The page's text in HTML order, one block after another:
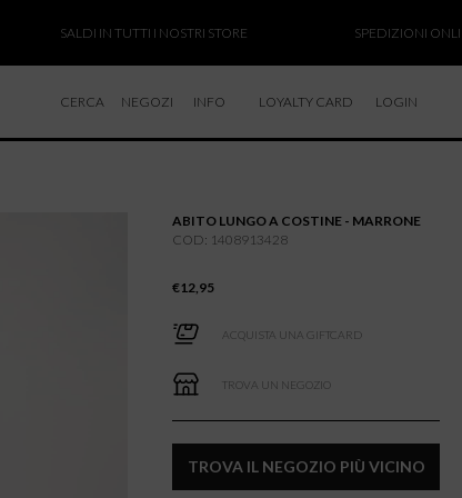
SALDI IN TUTTI I NOSTRI STORE SPEDIZIONI ONLINE
CERCA NEGOZI INFO
RESI E RIMBORSI
LOYALTY CARD LOGIN
ABITO LUNGO A COSTINE - MARRONE
COD: 1408913428
€12,95
ACQUISTA UNA GIFTCARD
TROVA UN NEGOZIO
TROVA IL NEGOZIO PIÙ VICINO